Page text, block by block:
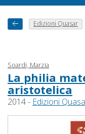
Edizioni Quasar
Soardi, Marzia
La philia
aristotelica
2014 - Edizioni